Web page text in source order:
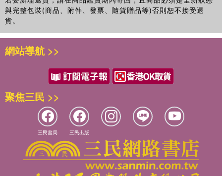
與完整包裝(商品、附件、發票、隨貨贈品等)否則恕不接受退
貨。
網站導航 >>
聚焦三民 >>
三民書局 三民出版